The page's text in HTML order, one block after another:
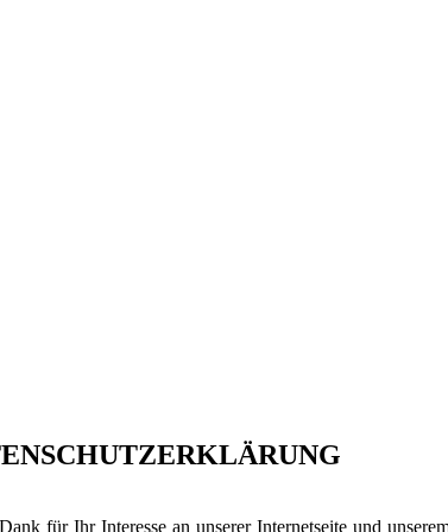
für Ihr Interesse an unserer Internetseite und